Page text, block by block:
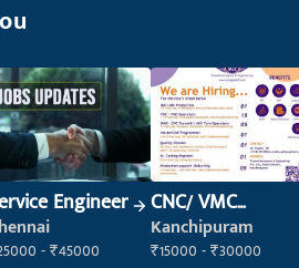
Engineer
- ₹45000
CNC/ VMC
Operator
Kanchipuram
₹15000 - ₹30000